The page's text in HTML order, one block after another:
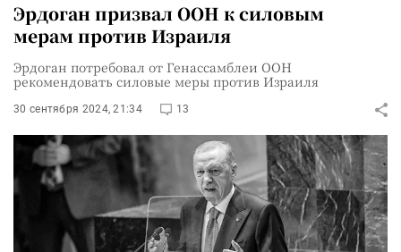
Эрдоган призвал ООН к силовым
мерам против Израиля
Эрдоган потребовал от Генассамблеи ООН
рекомендовать силовые меры против Израиля
30 сентября 2024, 21:34 13